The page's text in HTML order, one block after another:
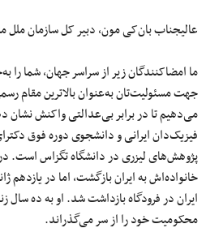
عالیجناب بان‌کی مون، دبیر کل سازمان ملل
ما امضاکنندگان زیر از سراسر جهان، شما را
جهت مسئولیت‌تان به‌عنوان بالاترین مقام
فیزیک‌دان ایرانی و دانشجوی دوره فوق
خانواده‌اش به ایران بازگشت، اما در یازدهم
ایران در فرودگاه بازداشت شد. او به ده
محکومیت خود را از سر می‌گذراند.